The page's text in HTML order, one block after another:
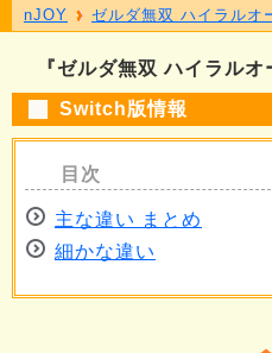
『ゼルダ無双 ハイラル
Switch版情報
主な違い まとめ
細かな違い
nJOY ゼルダ無双 ハイラルオ